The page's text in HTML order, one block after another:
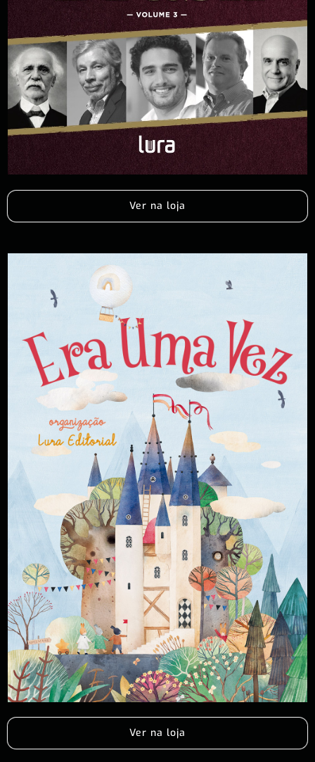
Ver na loja
Ver na loja